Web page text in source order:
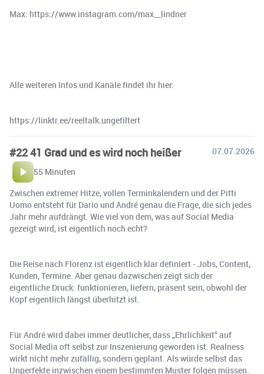
Max: https://www.instagram.com/max__lindner
Alle weiteren Infos und Kanäle findet ihr hier:
https://linktr.ee/reeltalk.ungefiltert
#22 41 Grad und es wird noch heißer
07.07.2026
55 Minuten
Zwischen extremer Hitze, vollen Terminkalendern und der Pitti
Uomo entsteht für Dario und André genau die Frage, die sich jedes
Jahr mehr aufdrängt. Wie viel von dem, was auf Social Media
gezeigt wird, ist eigentlich noch echt?
Die Reise nach Florenz ist eigentlich klar definiert - Jobs, Content,
Kunden, Termine. Aber genau dazwischen zeigt sich der
eigentliche Druck: funktionieren, liefern, präsent sein, obwohl der
Kopf eigentlich längst überhitzt ist.
Für André wird dabei immer deutlicher, dass „Ehrlichkeit“ auf
Social Media oft selbst zur Inszenierung geworden ist. Realness
wirkt nicht mehr zufällig, sondern geplant. Als würde selbst das
Unperfekte inzwischen einem bestimmten Muster folgen müssen.